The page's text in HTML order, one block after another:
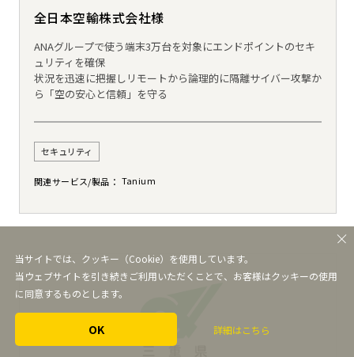
全日本空輸株式会社様
ANAグループで使う端末3万台を対象にエンドポイントのセキ
ュリティを確保
状況を迅速に把握しリモートから論理的に隔離サイバー攻撃か
ら「空の安心と信頼」を守る
セキュリティ
関連サービス/製品 Tanium
当サイトでは、クッキー（Cookie）を使用しています。
当ウェブサイトを引き続きご利用いただくことで、お客様はクッキーの使用
に同意するものとします。
OK 詳細はこちら